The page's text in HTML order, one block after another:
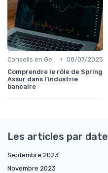
• 08/07/2025
Comprendre le rôle de Spring
Assur dans l'industrie
bancaire
Les articles par date
Septembre 2023
Novembre 2023